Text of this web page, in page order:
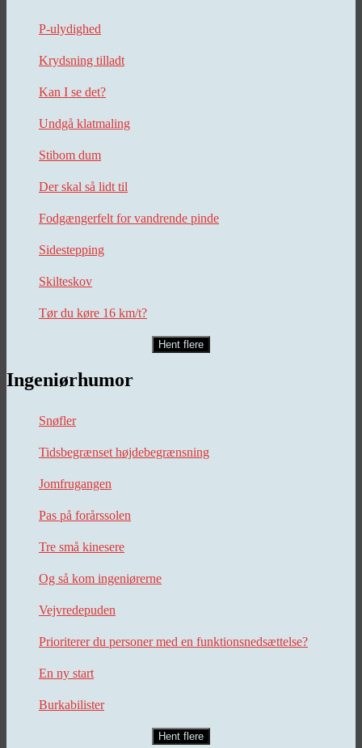
P-ulydighed
Krydsning tilladt
Kan I se det?
Undgå klatmaling
Stibom dum
Der skal så lidt til
Fodgængerfelt for vandrende pinde
Sidestepping
Skilteskov
Tør du køre 16 km/t?
Hent flere
Ingeniørhumor
Snøfler
Tidsbegrænset højdebegrænsning
Jomfrugangen
Pas på forårssolen
Tre små kinesere
Og så kom ingeniørerne
Vejvredepuden
Prioriterer du personer med en funktionsnedsættelse?
En ny start
Burkabilister
Hent flere